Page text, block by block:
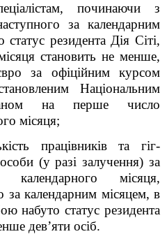
починаючи з
за календарним
резидента Дія Сіті,
становить не менше,
за офіційним курсом
Національним
на перше число
місяця;
працівників та гіг-
(у разі залучення) за
календарного місяця,
за календарним місяцем, в
набуто статус резидента
дев’яти осіб.